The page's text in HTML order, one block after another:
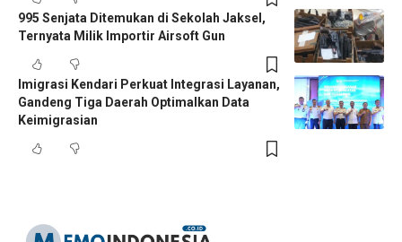
995 Senjata Ditemukan di Sekolah Jaksel,
Ternyata Milik Importir Airsoft Gun
Imigrasi Kendari Perkuat Integrasi Layanan,
Gandeng Tiga Daerah Optimalkan Data
Keimigrasian